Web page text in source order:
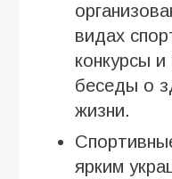
видах
конкурсы
беседы о
жизни.
ярким